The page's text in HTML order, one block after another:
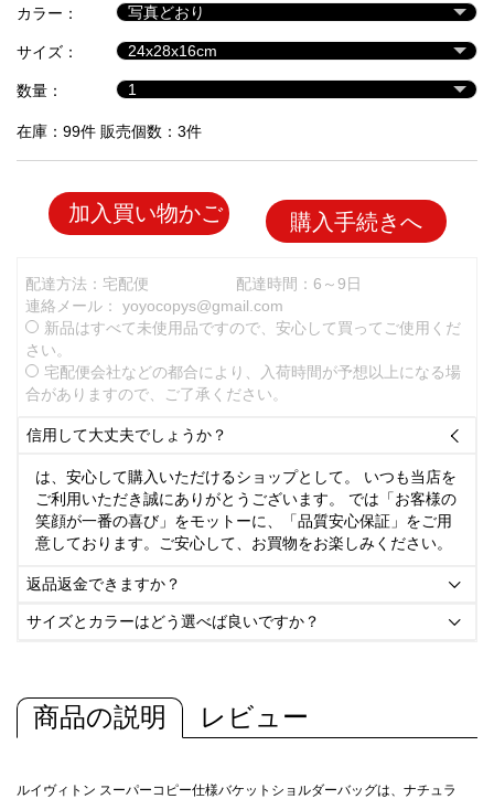
ル
品
カラー：
サイズ：
数量：
在庫：99件 販売個数：3件
加入買い物かご 購入手続きへ
配達方法：宅配便
配達時間：6～9日
連絡メール： yoyocopys@gmail.com
新品はすべて未使用品ですので、安心して買ってご使用くだ
さい。
宅配便会社などの都合により、入荷時間が予想以上になる場
合がありますので、ご了承ください。
信用して大丈夫でしょうか？ 
は、安心して購入いただけるショップとして。 いつも当店を
ご利用いただき誠にありがとうございます。 では「お客様の
笑顔が一番の喜び」をモットーに、「品質安心保証」をご用
意しております。ご安心して、お買物をお楽しみください。
返品返金できますか？ 
サイズとカラーはどう選べば良いですか？ 
商品の説明 レビュー
ルイヴィトン スーパーコピー仕様バケットショルダーバッグは、ナチュラ